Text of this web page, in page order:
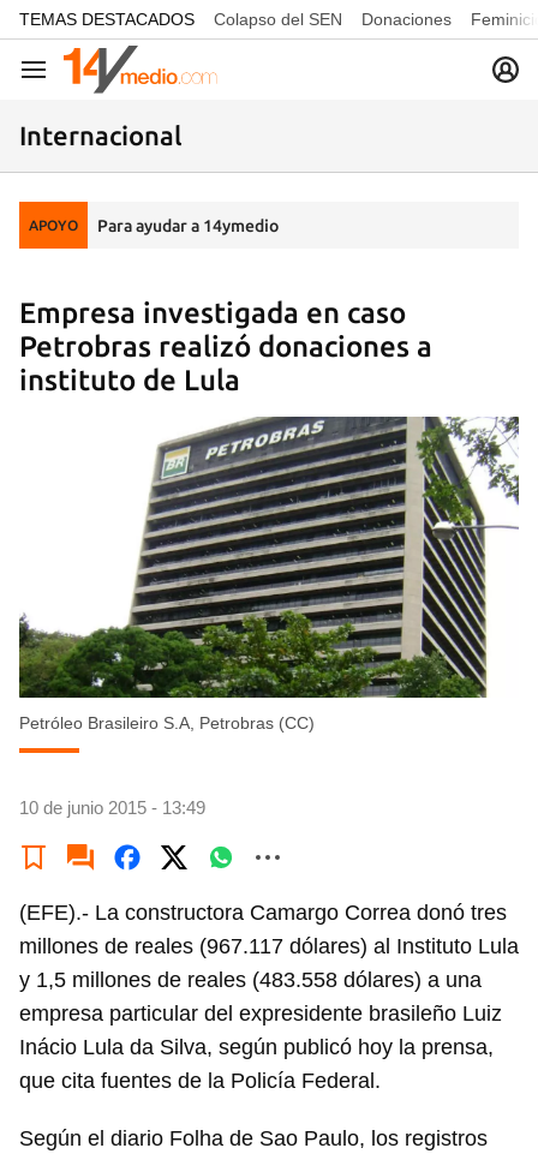
common.go-to-content
TEMAS DESTACADOS Colapso del SEN Donaciones
Navegación
Internacional
APOYO Para ayudar a 14ymedio
Empresa investigada en caso
Petrobras realizó donaciones a
instituto de Lula
Petróleo Brasileiro S.A, Petrobras (CC)
10 de junio 2015 - 13:49
(EFE).- La constructora Camargo Correa donó tres
millones de reales (967.117 dólares) al Instituto Lula
y 1,5 millones de reales (483.558 dólares) a una
empresa particular del expresidente brasileño Luiz
Inácio Lula da Silva, según publicó hoy la prensa,
que cita fuentes de la Policía Federal.
Según el diario Folha de Sao Paulo, los registros